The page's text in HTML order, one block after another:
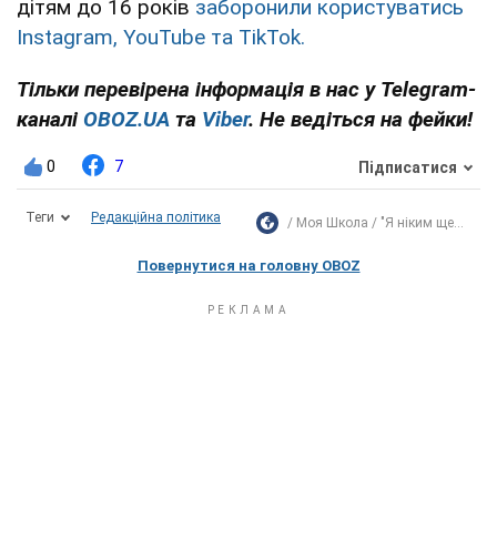
дітям до 16 років заборонили користуватись
Instagram, YouTube та TikTok.
Тільки перевірена інформація в нас у Telegram-
каналі OBOZ.UA та Viber. Не ведіться на фейки!
0 7 Підписатися
Теги Редакційна політика Моя Школа "Я ніким ще...
Повернутися на головну OBOZ